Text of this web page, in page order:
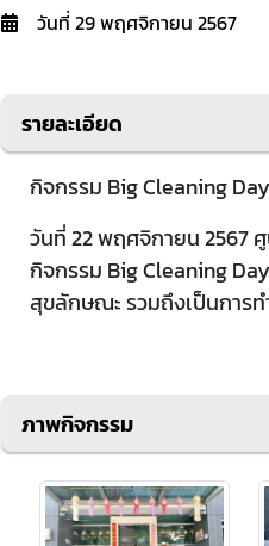
วันที่ 29 พฤศจิกายน 2567
รายละเอียด
กิจกรรม Big Cleaning Day
วันที่ 22 พฤศจิกายน 2567
กิจกรรม Big Cleaning
สุขลักษณะ รวมถึงเป็นการท
ภาพกิจกรรม